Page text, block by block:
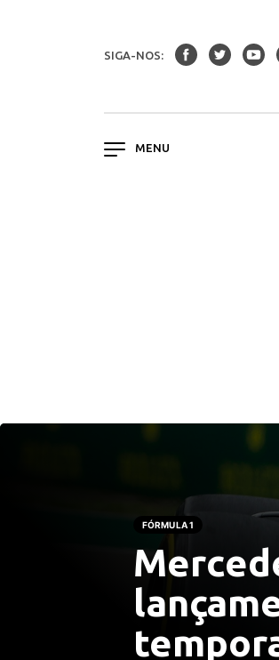
SIGA-NOS:
FÓRMULA 1